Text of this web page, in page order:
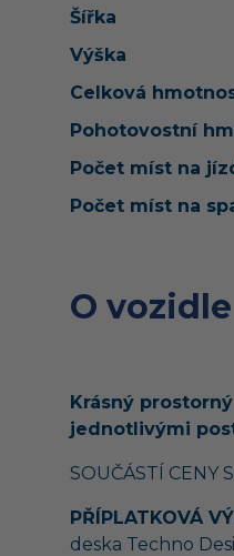
Šířka
Výška
Celková
Pohotovostní
Počet míst na
Počet míst na
O vozidle
Krásný
jednotlivými
SOUČÁSTÍ CENY
PŘÍPLATKOVÁ
deska Techno